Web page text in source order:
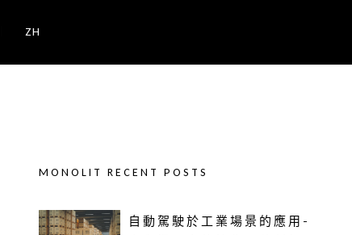
ZH
MONOLIT RECENT POSTS
自動駕駛於工業場景的應用-